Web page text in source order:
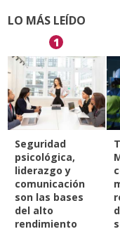
LO MÁS LEÍDO
1
Seguridad
psicológica,
liderazgo y
comunicación
son las bases
del alto
rendimiento